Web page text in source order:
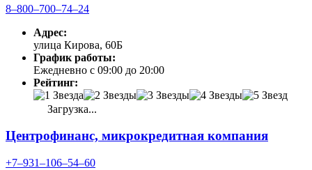
8‒800‒700‒74‒24
Адрес:
улица Кирова, 60Б
График работы:
Ежедневно с 09:00 до 20:00
Рейтинг:
Загрузка...
Центрофинанс, микрокредитная компания
+7‒931‒106‒54‒60